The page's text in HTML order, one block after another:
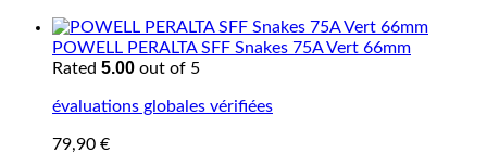
POWELL PERALTA SFF Snakes 75A Vert 66mm
Rated 5.00 out of 5
évaluations globales vérifiées
79,90 €